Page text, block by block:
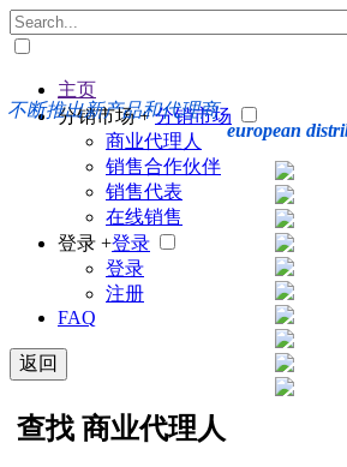
不断推出新产品和代理商
european
主页
分销市场 + 分销市场
商业代理人
销售合作伙伴
销售代表
在线销售
登录 +登录
登录
注册
FAQ
返回
查找 商业代理人